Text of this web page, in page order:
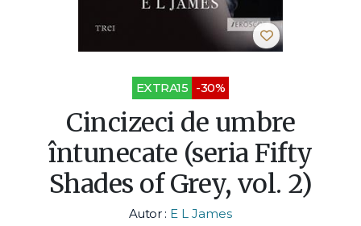
EXTRA15 -30%
Cincizeci de umbre
întunecate (seria Fifty
Shades of Grey, vol. 2)
Autor : E L James